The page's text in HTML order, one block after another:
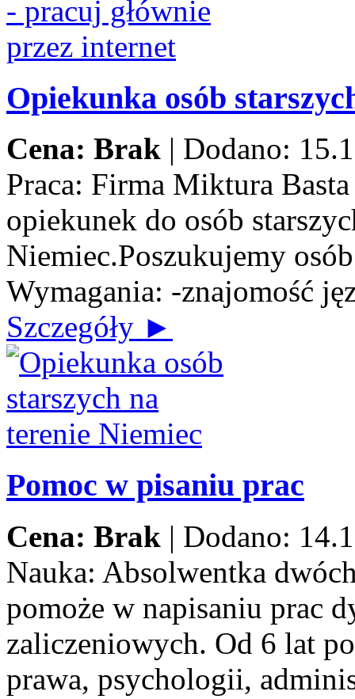
Opiekunka osób
Cena: Brak | Dodano:
Praca: Firma Miktura
opiekunek do osób
Niemiec.Poszukujemy
Wymagania: -znajomość
Szczegóły ►
Pomoc w pisaniu prac
Cena: Brak | Dodano:
Nauka: Absolwentka
pomoże w napisaniu prac
zaliczeniowych. Od 6 lat
prawa, psychologii,